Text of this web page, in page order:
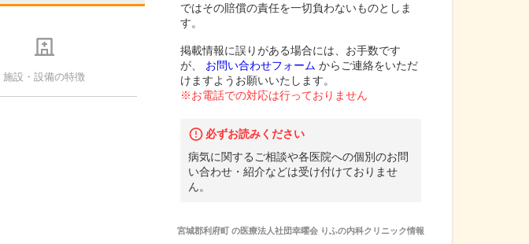
施設・設備の特徴
ではその賠償の責任を一切負わないものとしま
す。
掲載情報に誤りがある場合には、お手数です
が、
お問い合わせフォーム からご連絡をいただ
けますようお願いいたします。
※お電話での対応は行っておりません
必ずお読みください
病気に関するご相談や各医院への個別のお問
い合わせ・紹介などは受け付けておりませ
ん。
宮城郡利府町の医療法人社団幸曜会 りふの内科クリニック情報